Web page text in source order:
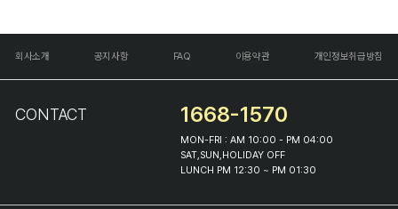
회사소개 공지사항 FAQ 이용약관 개인정보취급방침
CONTACT 1668-1570
MON-FRI : AM 10:00 - PM 04:00
SAT,SUN,HOLIDAY OFF
LUNCH PM 12:30 ~ PM 01:30